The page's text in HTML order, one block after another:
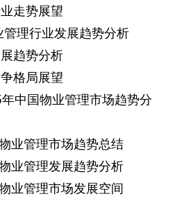
走势展望
管理行业发展趋势分析
趋势分析
格局展望
年中国物业管理市场趋势分
业管理市场趋势总结
业管理发展趋势分析
业管理市场发展空间